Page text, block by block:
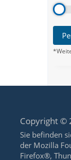
Copyright ©
Sie befinden
der Mozilla
Firefox®,